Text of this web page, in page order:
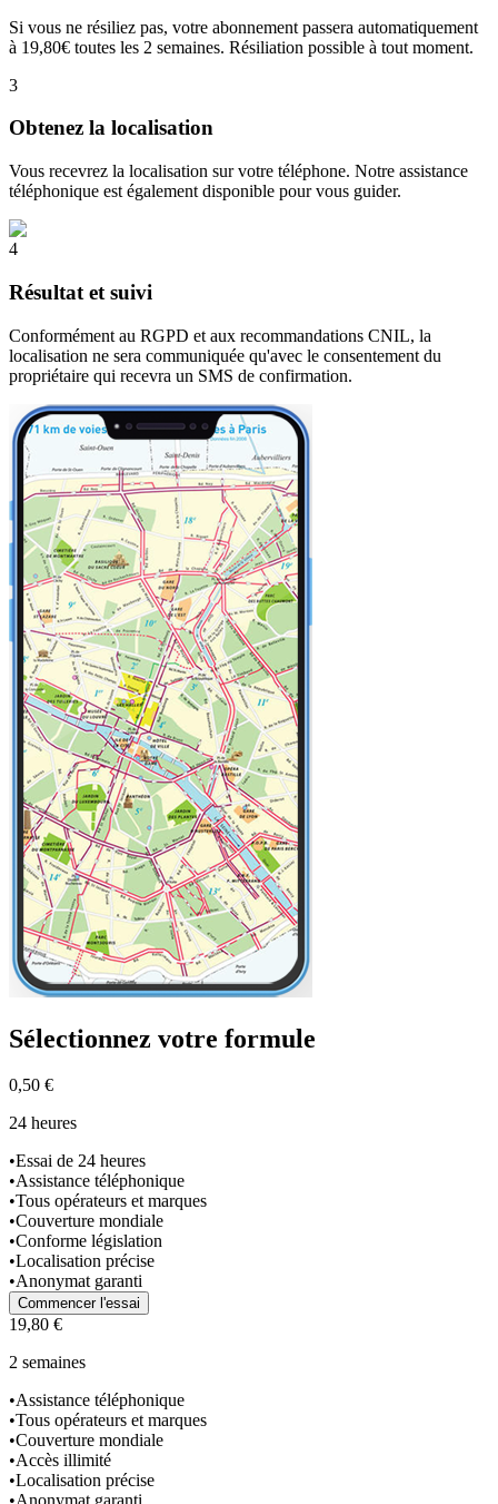
Si vous ne résiliez pas, votre abonnement passera automatiquement
à 19,80€ toutes les 2 semaines. Résiliation possible à tout moment.
3
Obtenez la localisation
Vous recevrez la localisation sur votre téléphone. Notre assistance
téléphonique est également disponible pour vous guider.
4
Résultat et suivi
Conformément au RGPD et aux recommandations CNIL, la
localisation ne sera communiquée qu'avec le consentement du
propriétaire qui recevra un SMS de confirmation.
Sélectionnez votre formule
0,50 €
24 heures
•Essai de 24 heures
•Assistance téléphonique
•Tous opérateurs et marques
•Couverture mondiale
•Conforme législation
•Localisation précise
•Anonymat garanti
Commencer l'essai
19,80 €
2 semaines
•Assistance téléphonique
•Tous opérateurs et marques
•Couverture mondiale
•Accès illimité
•Localisation précise